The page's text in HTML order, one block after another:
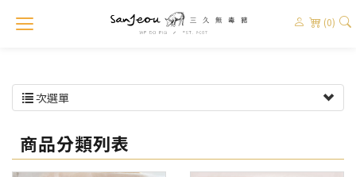
(0)
次選單
商品分類列表